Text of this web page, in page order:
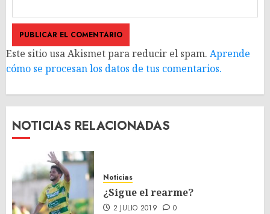
Este sitio usa Akismet para reducir el spam. Aprende
cómo se procesan los datos de tus comentarios.
NOTICIAS RELACIONADAS
Noticias
¿Sigue el rearme?
2 JULIO 2019 0